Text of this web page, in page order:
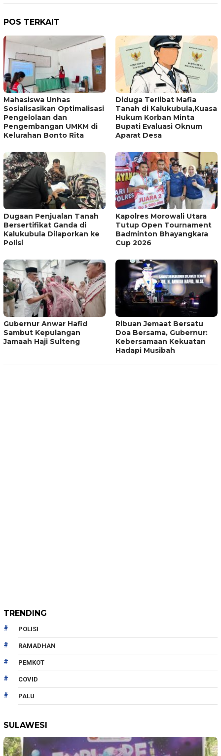
POS TERKAIT
Mahasiswa Unhas
Sosialisasikan Optimalisasi
Pengelolaan dan
Pengembangan UMKM di
Kelurahan Bonto Rita
Diduga Terlibat Mafia
Tanah di Kalukubula,Kuasa
Hukum Korban Minta
Bupati Evaluasi Oknum
Aparat Desa
Dugaan Penjualan Tanah
Bersertifikat Ganda di
Kalukubula Dilaporkan ke
Polisi
Kapolres Morowali Utara
Tutup Open Tournament
Badminton Bhayangkara
Cup 2026
Gubernur Anwar Hafid
Sambut Kepulangan
Jamaah Haji Sulteng
Ribuan Jemaat Bersatu
Doa Bersama, Gubernur:
Kebersamaan Kekuatan
Hadapi Musibah
TRENDING
POLISI
RAMADHAN
PEMKOT
COVID
PALU
SULAWESI